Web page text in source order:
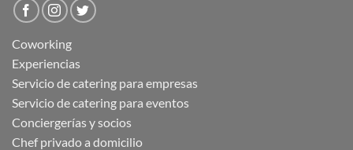
Coworking
Experiencias
Servicio de catering para empresas
Servicio de catering para eventos
Conciergerías y socios
Chef privado a domicilio